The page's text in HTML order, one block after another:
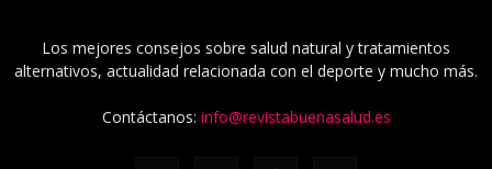
Los mejores consejos sobre salud natural y tratamientos
alternativos, actualidad relacionada con el deporte y mucho más.
Contáctanos: info@revistabuenasalud.es